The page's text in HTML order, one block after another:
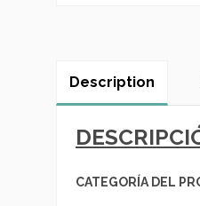
Description
CATEGORÍA DEL